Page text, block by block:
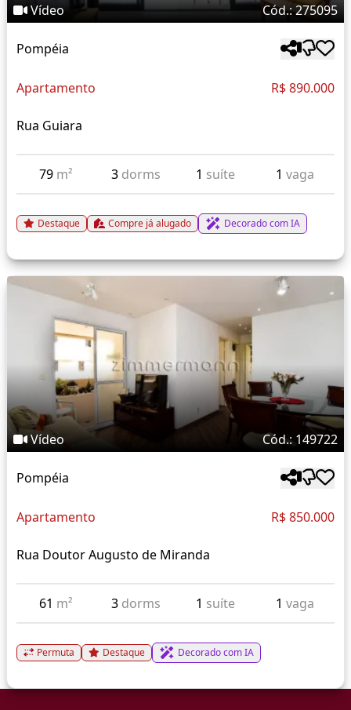
Vídeo Cód.: 275095
Pompéia
Apartamento R$ 890.000
Rua Guiara
79 m² 3 dorms 1 suíte 1 vaga
Destaque Compre já alugado Decorado com IA
Vídeo Cód.: 149722
Pompéia
Apartamento R$ 850.000
Rua Doutor Augusto de Miranda
61 m² 3 dorms 1 suíte 1 vaga
Permuta Destaque Decorado com IA